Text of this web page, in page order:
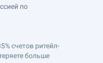
по
счетов ритейл-
больше